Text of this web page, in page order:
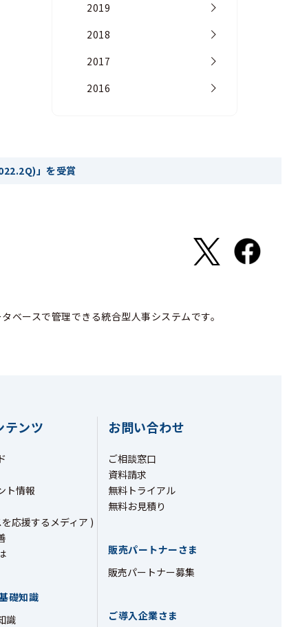
2019
2018
2017
2016
」を受賞
ースで管理できる統合型人事システムです。
テンツ
ト情報
応援するメディア )
礎知識
識
お問い合わせ
ご相談窓口
資料請求
無料トライアル
無料お見積り
販売パートナーさま
販売パートナー募集
ご導入企業さま